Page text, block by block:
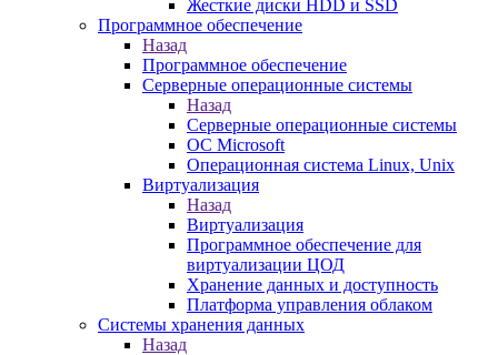
Жесткие диски HDD и SSD
Программное обеспечение
Назад
Программное обеспечение
Серверные операционные системы
Назад
Серверные операционные системы
ОС Microsoft
Операционная система Linux, Unix
Виртуализация
Назад
Виртуализация
Программное обеспечение для
виртуализации ЦОД
Хранение данных и доступность
Платформа управления облаком
Системы хранения данных
Назад